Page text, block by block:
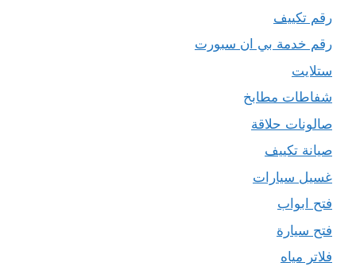
رقم تكييف
رقم خدمة بي ان سبورت
ستلايت
شفاطات مطابخ
صالونات حلاقة
صيانة تكييف
غسيل سيارات
فتح ابواب
فتح سيارة
فلاتر مياه